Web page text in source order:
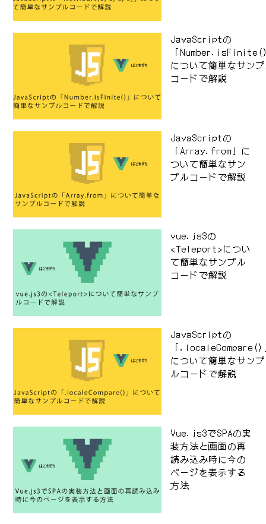
JavaScriptの
「
について簡単なサン
コードで解説
JavaScriptの
「Array.from」に
ついて簡単なサン
プルコードで解説
vue.js3の
<Teleport>につい
て簡単なサンプル
コードで解説
JavaScriptの
「.localeCompare()
について簡単なサンプ
ルコードで解説
Vue.js3でSPAの実
装方法と画面の再
読み込み時に今の
ページを表示する
方法